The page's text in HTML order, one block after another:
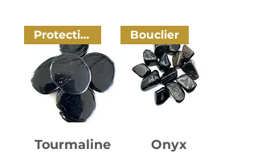
Protection
Tourmaline
Bouclier
Onyx